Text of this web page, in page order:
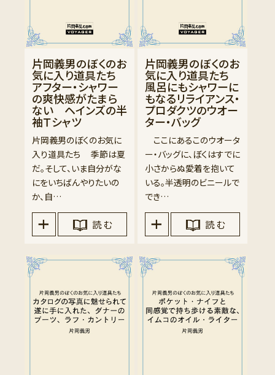
片岡義男のぼくのお
気に入り道具たち
アフター・シャワー
の爽快感がたまら
ない ヘインズの半
袖Ｔシャツ
片岡義男のぼくのお気に
入り道具たち 季節は夏
だ。そして、いま自分がな
にをいちばんやりたいの
か、自…
読 む
片岡義男のぼくのお
気に入り道具たち
風呂にもシャワーに
もなるリライアンス・
プロダクツのウオー
ター・バッグ
ここにあるこのウオータ
ー・バッグに、ぼくはすでに
小さからぬ愛着を抱いて
いる。半透明のビニールで
でき…
読 む